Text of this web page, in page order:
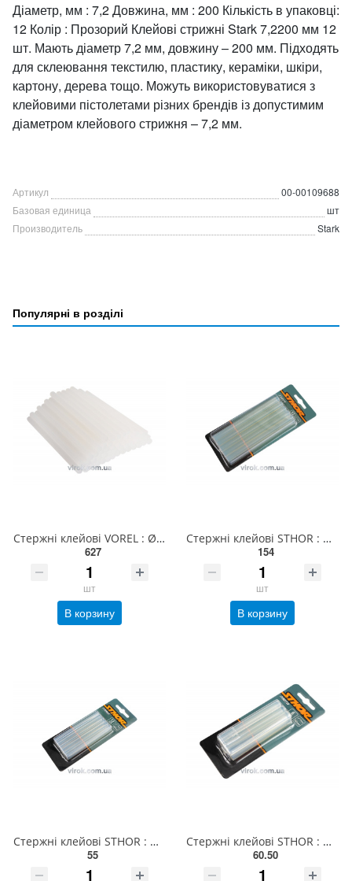
Діаметр, мм : 7,2 Довжина, мм : 200 Кількість в упаковці:
12 Колір : Прозорий Клейові стрижні Stark 7,2200 мм 12
шт. Мають діаметр 7,2 мм, довжину – 200 мм. Підходять
для склеювання текстилю, пластику, кераміки, шкіри,
картону, дерева тощо. Можуть використовуватися з
клейовими пістолетами різних брендів із допустимим
діаметром клейового стрижня – 7,2 мм.
Артикул
00-00109688
Базовая единица
шт
Производитель
Stark
Популярні в розділі
Стержні клейові VOREL : Ø= 11 х 200 мм. прозорі уп. 50 шт. (1 кг) [10/480] 73300
627
шт
В корзину
Стержні клейові STHOR : Ø= 11 х 150 мм. прозорі уп. 12 шт. [20/60] 73271
154
шт
В корзину
Стержні клейові STHOR : Ø= 7 х100 мм. прозорі уп. 12 шт. [50] 73260
55
Стержні клейові STHOR : Ø= 11 х 100 мм. прозорі уп. 6 шт. [20] 73270
60.50